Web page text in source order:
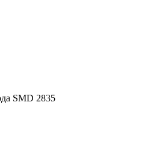
SMD 2835